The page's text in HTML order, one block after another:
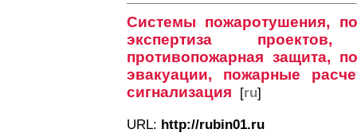
Системы пожаротушения,
экспертиза
противопожарная защита,
эвакуации, пожарные
сигнализация [ru]
URL: http://rubin01.ru